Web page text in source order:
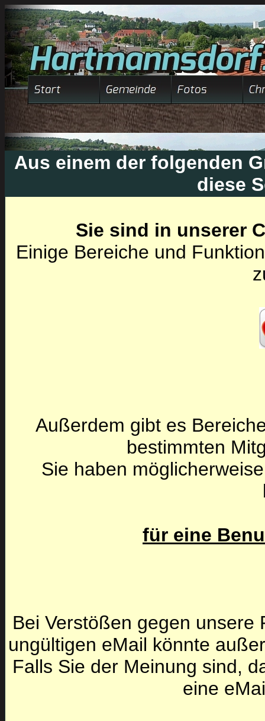
Aus einem der folgenden
diese
Sie sind in unserer
Einige Bereiche und
Außerdem gibt es
bestimmten
Sie haben
für eine
Bei Verstößen gegen unsere
ungültigen eMail könnte
Falls Sie der Meinung sind,
eine